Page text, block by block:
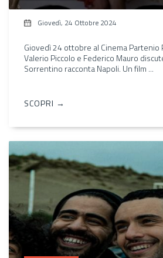
Giovedì, 24 Ottobre 2024
Giovedì 24 ottobre al Cinema Partenio
Valerio Piccolo e Federico Mauro
Sorrentino racconta Napoli. Un film ...
SCOPRI →